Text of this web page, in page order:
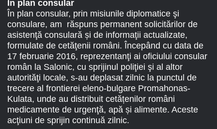
În plan consular
În plan consular, prin misiunile diplomatice şi
consulare, am răspuns permanent solicitărilor de
asistenţă consulară și de informaţii actualizate,
formulate de cetăţenii români. Începând cu data de
17 februarie 2016, reprezentanţi ai oficiului consular
român la Salonic, cu sprijinul poliţiei şi al altor
autorităţi locale, s-au deplasat zilnic la punctul de
trecere al frontierei eleno-bulgare Promahonas-
Kulata, unde au distribuit cetățenilor români
medicamente de urgenţă, apă și alimente. Aceste
acţiuni de sprijin continuă zilnic.